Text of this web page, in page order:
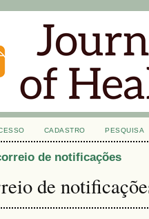
CADASTRO PESQUISA
de notificações
de